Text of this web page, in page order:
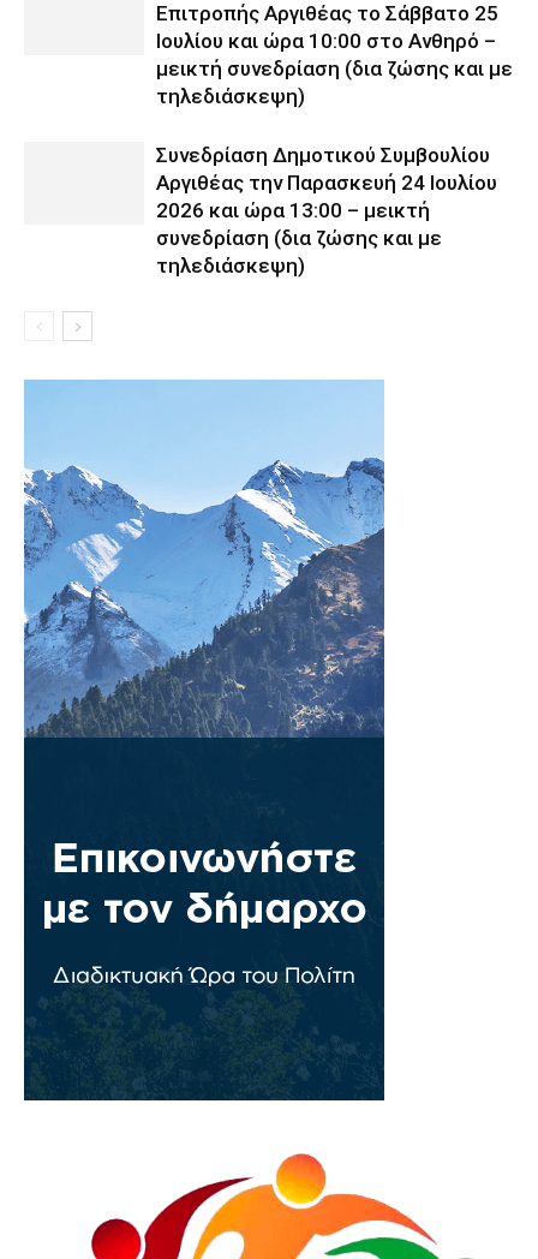
Επιτροπής Αργιθέας το Σάββατο 25
Ιουλίου και ώρα 10:00 στο Ανθηρό –
μεικτή συνεδρίαση (δια ζώσης και με
τηλεδιάσκεψη)
Συνεδρίαση Δημοτικού Συμβουλίου
Αργιθέας την Παρασκευή 24 Ιουλίου
2026 και ώρα 13:00 – μεικτή
συνεδρίαση (δια ζώσης και με
τηλεδιάσκεψη)